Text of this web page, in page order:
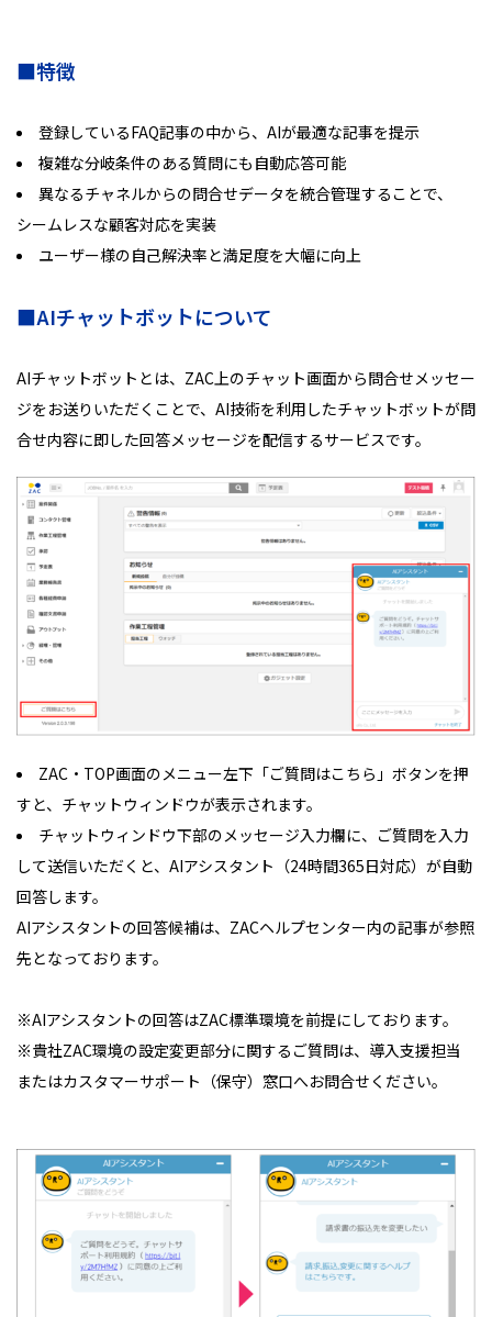
■特徴
登録しているFAQ記事の中から、AIが最適な記事を提示
複雑な分岐条件のある質問にも自動応答可能
異なるチャネルからの問合せデータを統合管理することで、
シームレスな顧客対応を実装
ユーザー様の自己解決率と満足度を大幅に向上
■AIチャットボットについて
AIチャットボットとは、ZAC上のチャット画面から問合せメッセー
ジをお送りいただくことで、AI技術を利用したチャットボットが問
合せ内容に即した回答メッセージを配信するサービスです。
ZAC・TOP画面のメニュー左下「ご質問はこちら」ボタンを押
すと、チャットウィンドウが表示されます。
チャットウィンドウ下部のメッセージ入力欄に、ご質問を入力
して送信いただくと、AIアシスタント（24時間365日対応）が自動
回答します。
AIアシスタントの回答候補は、ZACヘルプセンター内の記事が参照
先となっております。
※AIアシスタントの回答はZAC標準環境を前提にしております。
※貴社ZAC環境の設定変更部分に関するご質問は、導入支援担当
またはカスタマーサポート（保守）窓口へお問合せください。